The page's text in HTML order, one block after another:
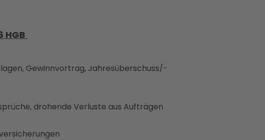
HGB
Gewinnvortrag, Jahresüberschuss/-
drohende Verluste aus Aufträgen